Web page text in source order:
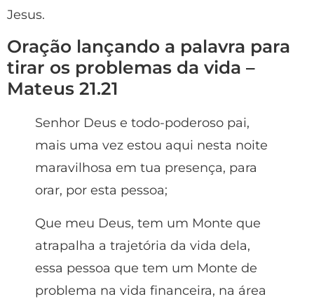
Jesus.
Oração lançando a palavra para
tirar os problemas da vida –
Mateus 21.21
Senhor Deus e todo-poderoso pai,
mais uma vez estou aqui nesta noite
maravilhosa em tua presença, para
orar, por esta pessoa;
Que meu Deus, tem um Monte que
atrapalha a trajetória da vida dela,
essa pessoa que tem um Monte de
problema na vida financeira, na área